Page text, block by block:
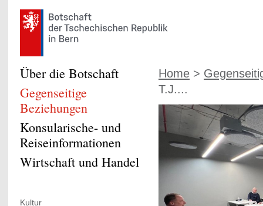
Home >
T.J....
Über die Botschaft
Gegenseitige
Beziehungen
Konsularische- und
Reiseinformationen
Wirtschaft und Handel
Kultur